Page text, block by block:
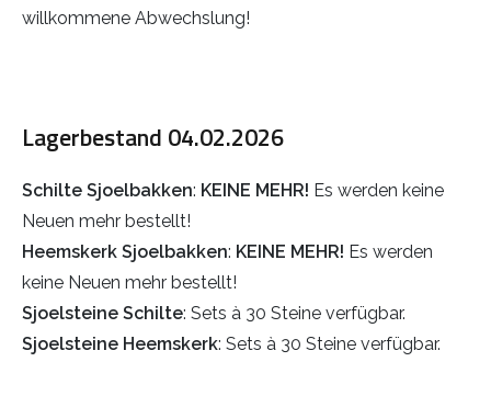
willkommene Abwechslung!
Lagerbestand 04.02.2026
Schilte Sjoelbakken: KEINE MEHR! Es werden keine
Neuen mehr bestellt!
Heemskerk Sjoelbakken: KEINE MEHR! Es werden
keine Neuen mehr bestellt!
Sjoelsteine Schilte: Sets à 30 Steine verfügbar.
Sjoelsteine Heemskerk: Sets à 30 Steine verfügbar.